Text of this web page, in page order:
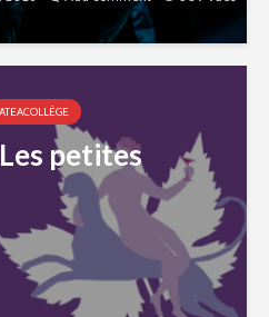
ATEACOLLÈGE
petites